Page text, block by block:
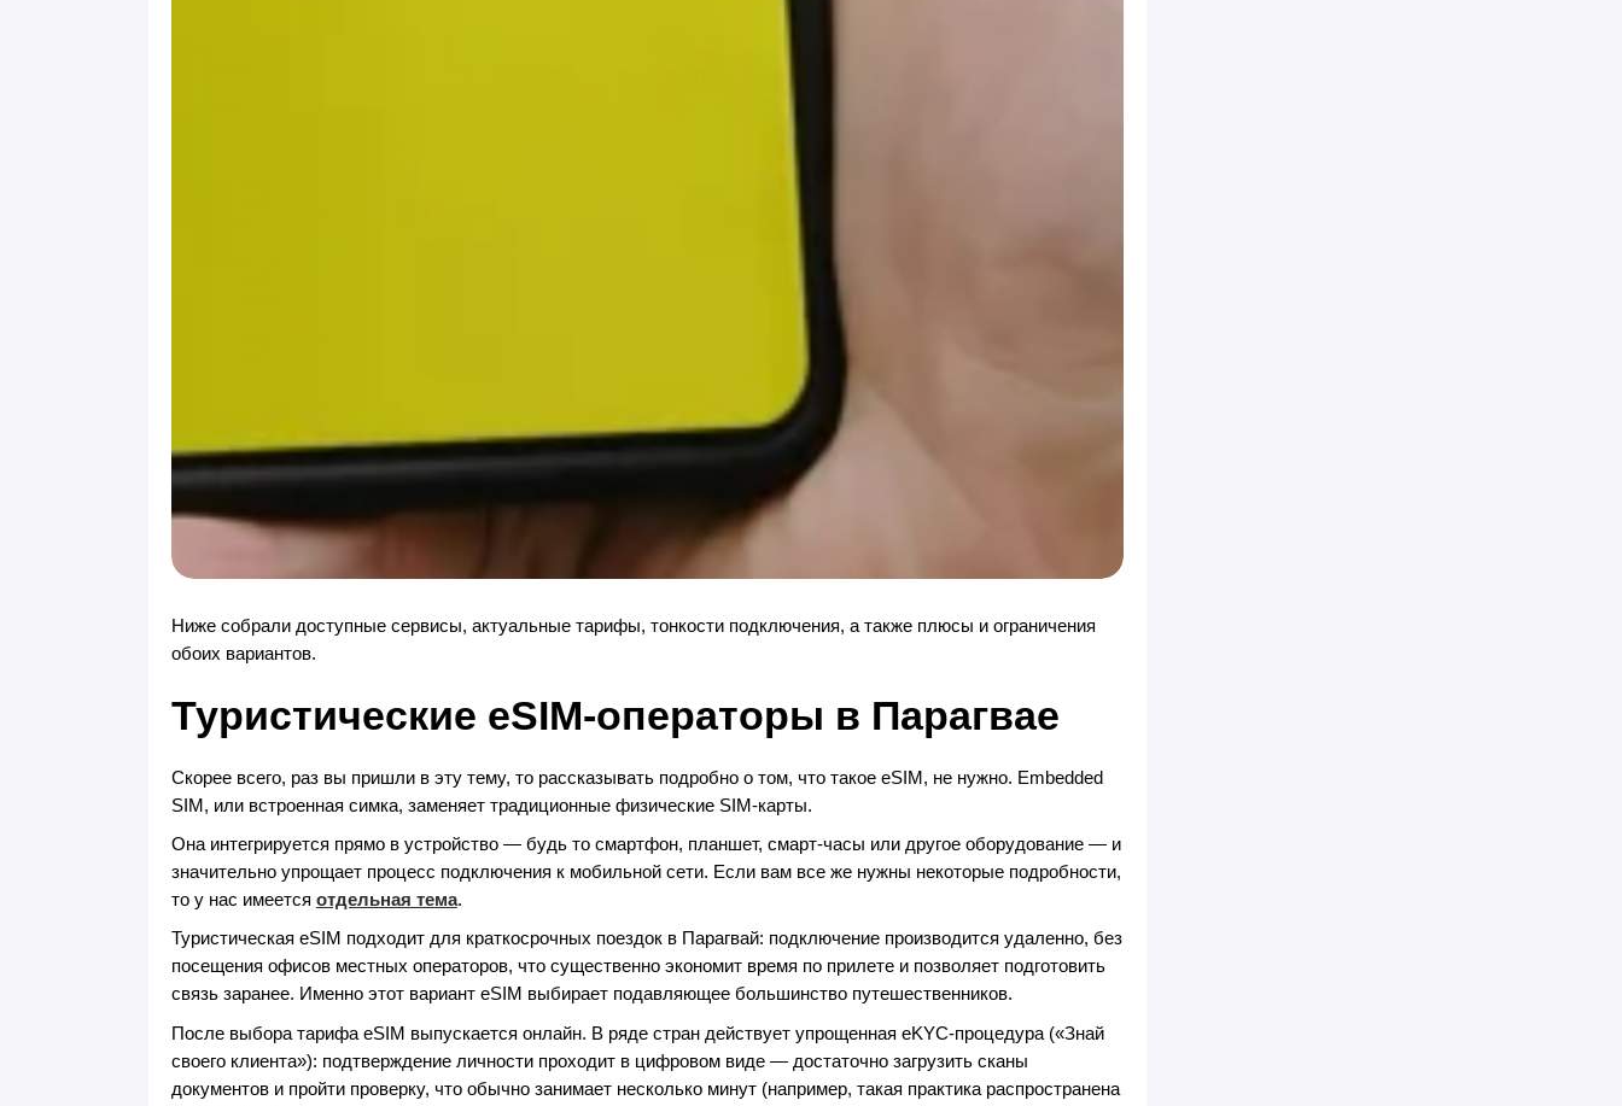
Ниже собрали доступные сервисы, актуальные тарифы, тонкости подключения, а также плюсы и ограничения
обоих вариантов.
Туристические eSIM-операторы в Парагвае
Скорее всего, раз вы пришли в эту тему, то рассказывать подробно о том, что такое eSIM, не нужно. Embedded
SIM, или встроенная симка, заменяет традиционные физические SIM-карты.
Она интегрируется прямо в устройство — будь то смартфон, планшет, смарт-часы или другое оборудование — и
значительно упрощает процесс подключения к мобильной сети. Если вам все же нужны некоторые подробности,
то у нас имеется отдельная тема.
Туристическая eSIM подходит для краткосрочных поездок в Парагвай: подключение производится удаленно, без
посещения офисов местных операторов, что существенно экономит время по прилете и позволяет подготовить
связь заранее. Именно этот вариант eSIM выбирает подавляющее большинство путешественников.
После выбора тарифа eSIM выпускается онлайн. В ряде стран действует упрощенная eKYC-процедура («Знай
своего клиента»): подтверждение личности проходит в цифровом виде — достаточно загрузить сканы
документов и пройти проверку, что обычно занимает несколько минут (например, такая практика распространена